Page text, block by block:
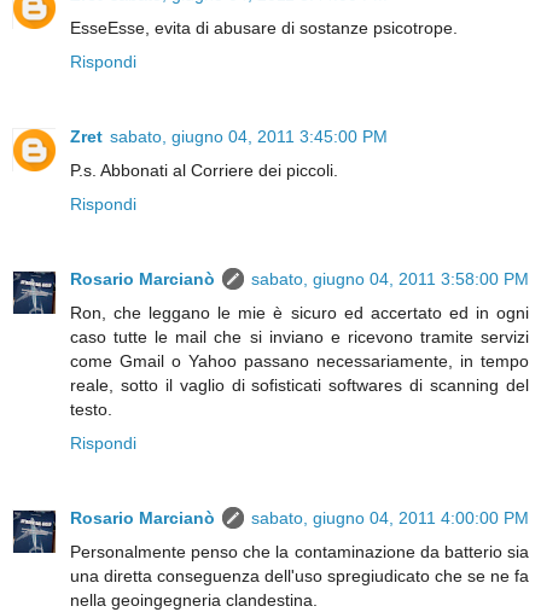
EsseEsse, evita di abusare di sostanze psicotrope.
Rispondi
Zret sabato, giugno 04, 2011 3:45:00 PM
P.s. Abbonati al Corriere dei piccoli.
Rispondi
Rosario Marcianò
sabato, giugno 04, 2011 3:58:00 PM
Ron, che leggano le mie è sicuro ed accertato ed in ogni
caso tutte le mail che si inviano e ricevono tramite servizi
come Gmail o Yahoo passano necessariamente, in tempo
reale, sotto il vaglio di sofisticati softwares di scanning del
testo.
Rispondi
Rosario Marcianò
sabato, giugno 04, 2011 4:00:00 PM
Personalmente penso che la contaminazione da batterio sia
una diretta conseguenza dell'uso spregiudicato che se ne fa
nella geoingegneria clandestina.